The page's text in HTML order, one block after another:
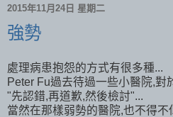
2015年11月24日 星期二
強勢
處理病患抱怨的方式有很多種...
Peter Fu過去待過一些小醫院,對
"先認錯,再道歉,然後檢討"...
當然在那樣弱勢的醫院,也不得不